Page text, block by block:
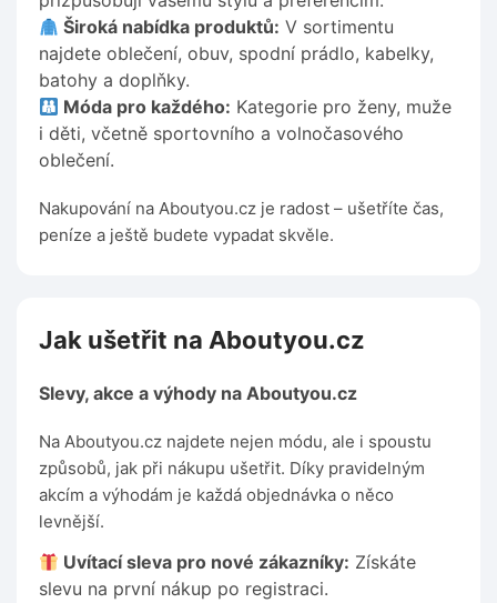
Široká nabídka produktů: V sortimentu
najdete oblečení, obuv, spodní prádlo, kabelky,
batohy a doplňky.
Móda pro každého: Kategorie pro ženy, muže
i děti, včetně sportovního a volnočasového
oblečení.
Nakupování na Aboutyou.cz je radost – ušetříte čas,
peníze a ještě budete vypadat skvěle.
Jak ušetřit na Aboutyou.cz
Slevy, akce a výhody na Aboutyou.cz
Na Aboutyou.cz najdete nejen módu, ale i spoustu
způsobů, jak při nákupu ušetřit. Díky pravidelným
akcím a výhodám je každá objednávka o něco
levnější.
Uvítací sleva pro nové zákazníky: Získáte
slevu na první nákup po registraci.